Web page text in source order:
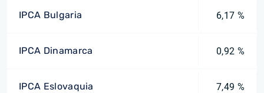
IPCA Bulgaria 6,17 %
IPCA Dinamarca 0,92 %
IPCA Eslovaquia 7,49 %